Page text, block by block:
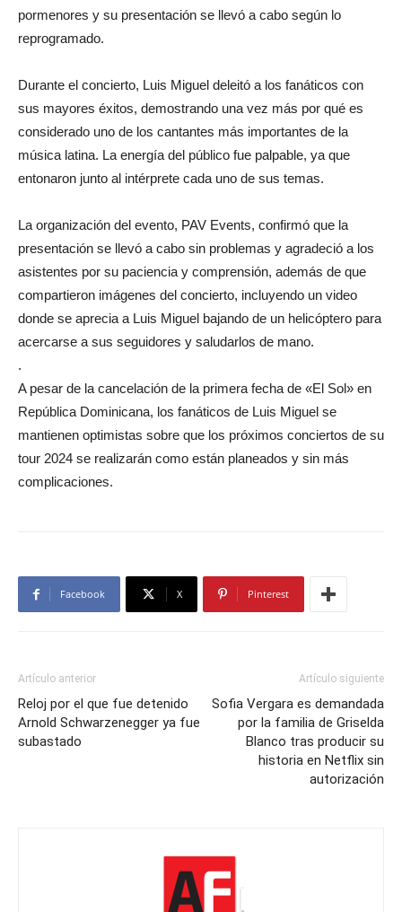
pormenores y su presentación se llevó a cabo según lo
reprogramado.
Durante el concierto, Luis Miguel deleitó a los fanáticos con
sus mayores éxitos, demostrando una vez más por qué es
considerado uno de los cantantes más importantes de la
música latina. La energía del público fue palpable, ya que
entonaron junto al intérprete cada uno de sus temas.
La organización del evento, PAV Events, confirmó que la
presentación se llevó a cabo sin problemas y agradeció a los
asistentes por su paciencia y comprensión, además de que
compartieron imágenes del concierto, incluyendo un video
donde se aprecia a Luis Miguel bajando de un helicóptero para
acercarse a sus seguidores y saludarlos de mano.
.
A pesar de la cancelación de la primera fecha de «El Sol» en
República Dominicana, los fanáticos de Luis Miguel se
mantienen optimistas sobre que los próximos conciertos de su
tour 2024 se realizarán como están planeados y sin más
complicaciones.
Facebook X Pinterest
Artículo anterior
Reloj por el que fue detenido
Arnold Schwarzenegger ya fue
subastado
Artículo siguiente
Sofia Vergara es demandada
por la familia de Griselda
Blanco tras producir su
historia en Netflix sin
autorización